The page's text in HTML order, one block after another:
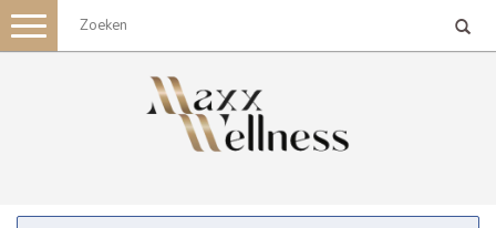
Toggle
navigation